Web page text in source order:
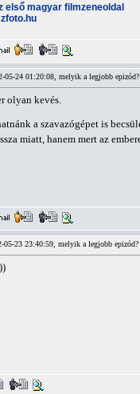
első magyar filmzeneoldal
05-24 01:20:08, melyik a legjobb
olyan kevés.
a szavazógépet is
miatt, hanem mert az
05-23 23:40:59, melyik a legjobb